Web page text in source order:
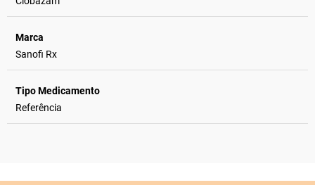
Marca
Sanofi Rx
Tipo Medicamento
Referência